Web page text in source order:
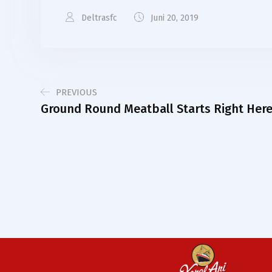
Deltrasfc Juni 20, 2019
PREVIOUS
Ground Round Meatball Starts Right Here